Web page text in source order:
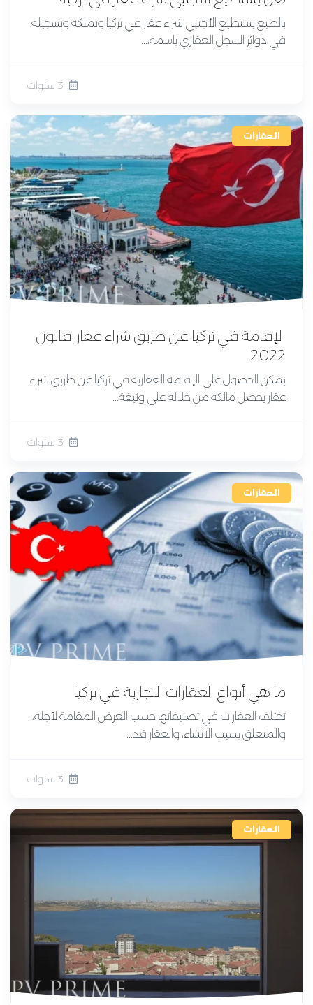
بالطبع يستطيع الأجنبي شراء عقار في تركيا وتملكه وتسجيله
في دوائر السجل العقاري باسمه،...
3 سنوات
العقارات
الإقامة في تركيا عن طريق شراء عقار: قانون
2022
يمكن الحصول على الإقامة العقارية في تركيا عن طريق شراء
عقار يحصل مالكه من خلاله على وثيقة...
3 سنوات
العقارات
ما هي أنواع العقارات التجارية في تركيا
تختلف العقارات في تصنيفاتها حسب الغرض المقامة لأجله،
والمتعلق بسبب الانشاء، والعقار قد...
3 سنوات
العقارات